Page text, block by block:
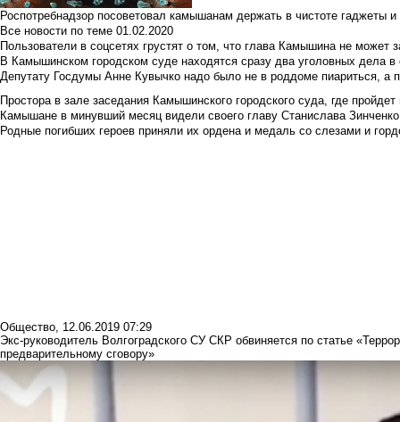
Роспотребнадзор посоветовал камышанам держать в чистоте гаджеты
Все новости по теме 01.02.2020
Пользователи в соцсетях грустят о том, что глава Камышина не может
В Камышинском городском суде находятся сразу два уголовных дела
Депутату Госдумы Анне Кувычко надо было не в роддоме пиариться, а
Простора в зале заседания Камышинского городского суда, где
Камышане в минувший месяц видели своего главу Станислава Зинченко
Родные погибших героев приняли их ордена и медаль со слезами и
Общество, 12.06.2019 07:29
Экс-руководитель Волгоградского СУ СКР обвиняется по статье
предварительному сговору»